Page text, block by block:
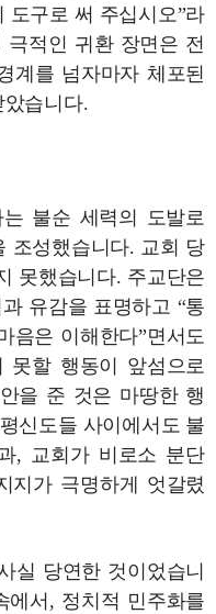
도구로 써 주십시오”라
적인 귀환 장면은 전
계를 넘자마자 체포된
았습니다.
불순 세력의 도발로
조성했습니다. 교회 당
못했습니다. 주교단은
유감을 표명하고 “통
음은 이해한다”면서도
못할 행동이 앞섬으로
을 준 것은 마땅한 행
신도들 사이에서도 불
, 교회가 비로소 분단
지가 극명하게 엇갈렸
실 당연한 것이었습니
에서, 정치적 민주화를